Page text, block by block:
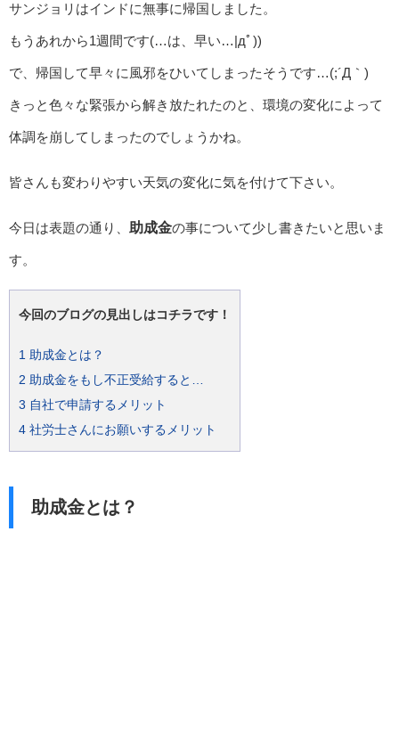
サンジョリはインドに無事に帰国しました。
もうあれから1週間です(…は、早い…|дﾟ))
で、帰国して早々に風邪をひいてしまったそうです…(;´Д｀)
きっと色々な緊張から解き放たれたのと、環境の変化によって
体調を崩してしまったのでしょうかね。
皆さんも変わりやすい天気の変化に気を付けて下さい。
今日は表題の通り、 助成金の事について少し書きたいと思いま
す。
今回のブログの見出しはコチラです！
1 助成金とは？
2 助成金をもし不正受給すると…
3 自社で申請するメリット
4 社労士さんにお願いするメリット
助成金とは？